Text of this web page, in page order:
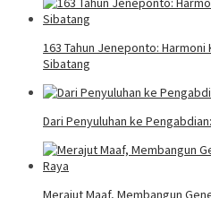
163 Tahun Jeneponto: Harmoni
Sibatang
Dari Penyuluhan ke
Merajut Maaf, Membangun